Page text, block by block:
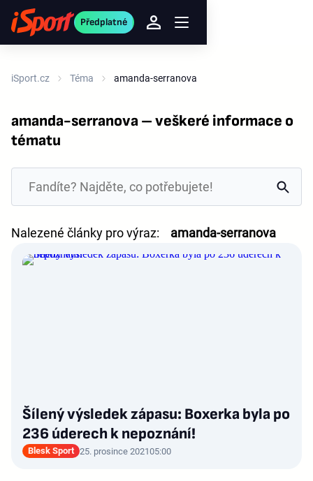
Předplatné
iSport.cz Téma amanda-serranova
amanda-serranova – veškeré informace o
tématu
Nalezené články pro výraz: amanda-serranova
Šílený výsledek zápasu: Boxerka byla po
236 úderech k nepoznání!
Blesk Sport 25. prosince 202105:00